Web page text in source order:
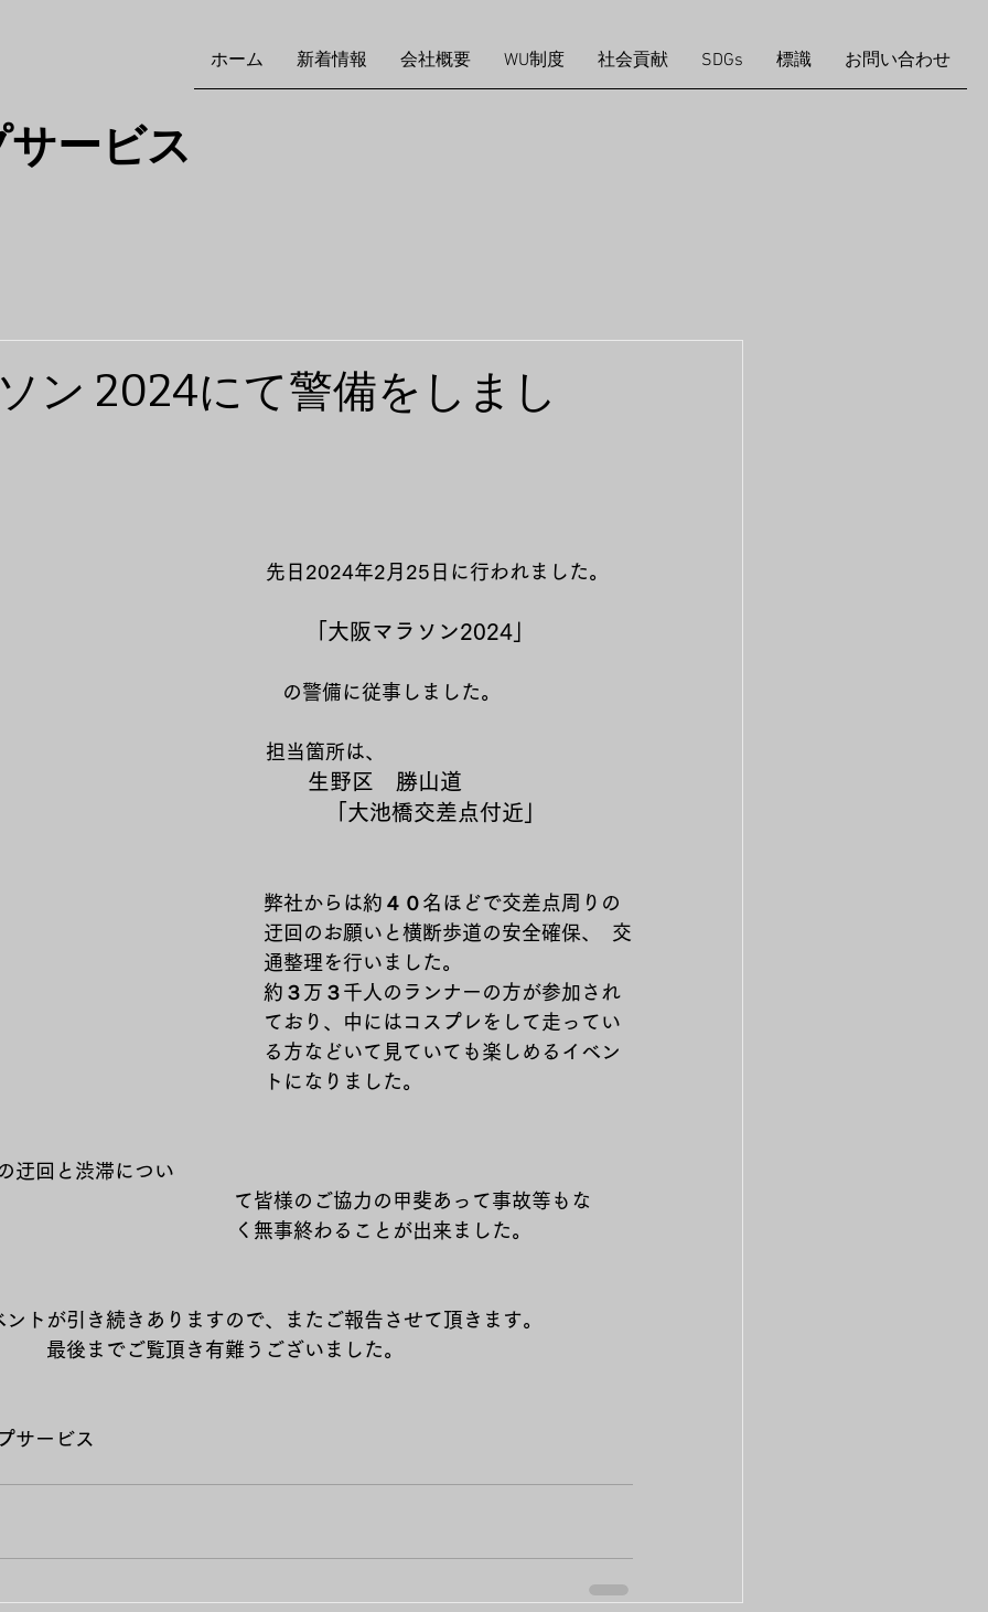
ホーム 新着情報 会社概要 WU制度 社会貢献 SDGs 標識 お問い合わせ
ービス
ン 2024にて警備をしまし
先日2024年2月25日に行われました。
「大阪マラソン2024」
   の警備に従事しました。
担当箇所は、
  　 生野区　勝山道
         「大池橋交差点付近」
弊社からは約４０名ほどで交差点周りの
迂回のお願いと横断歩道の安全確保、  交
通整理を行いました。
約３万３千人のランナーの方が参加され
ており、中にはコスプレをして走ってい
る方などいて見ていても楽しめるイベン
トになりました。
迂回と渋滞につい
協力の甲斐あって事故等もな
ることが出来ました。
トが引き続きありますので、またご報告させて頂きます。
最後までご覧頂き有難うございました。
サービス